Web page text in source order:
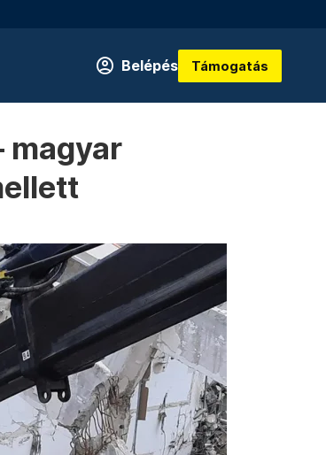
Belépés Támogatás
magyar